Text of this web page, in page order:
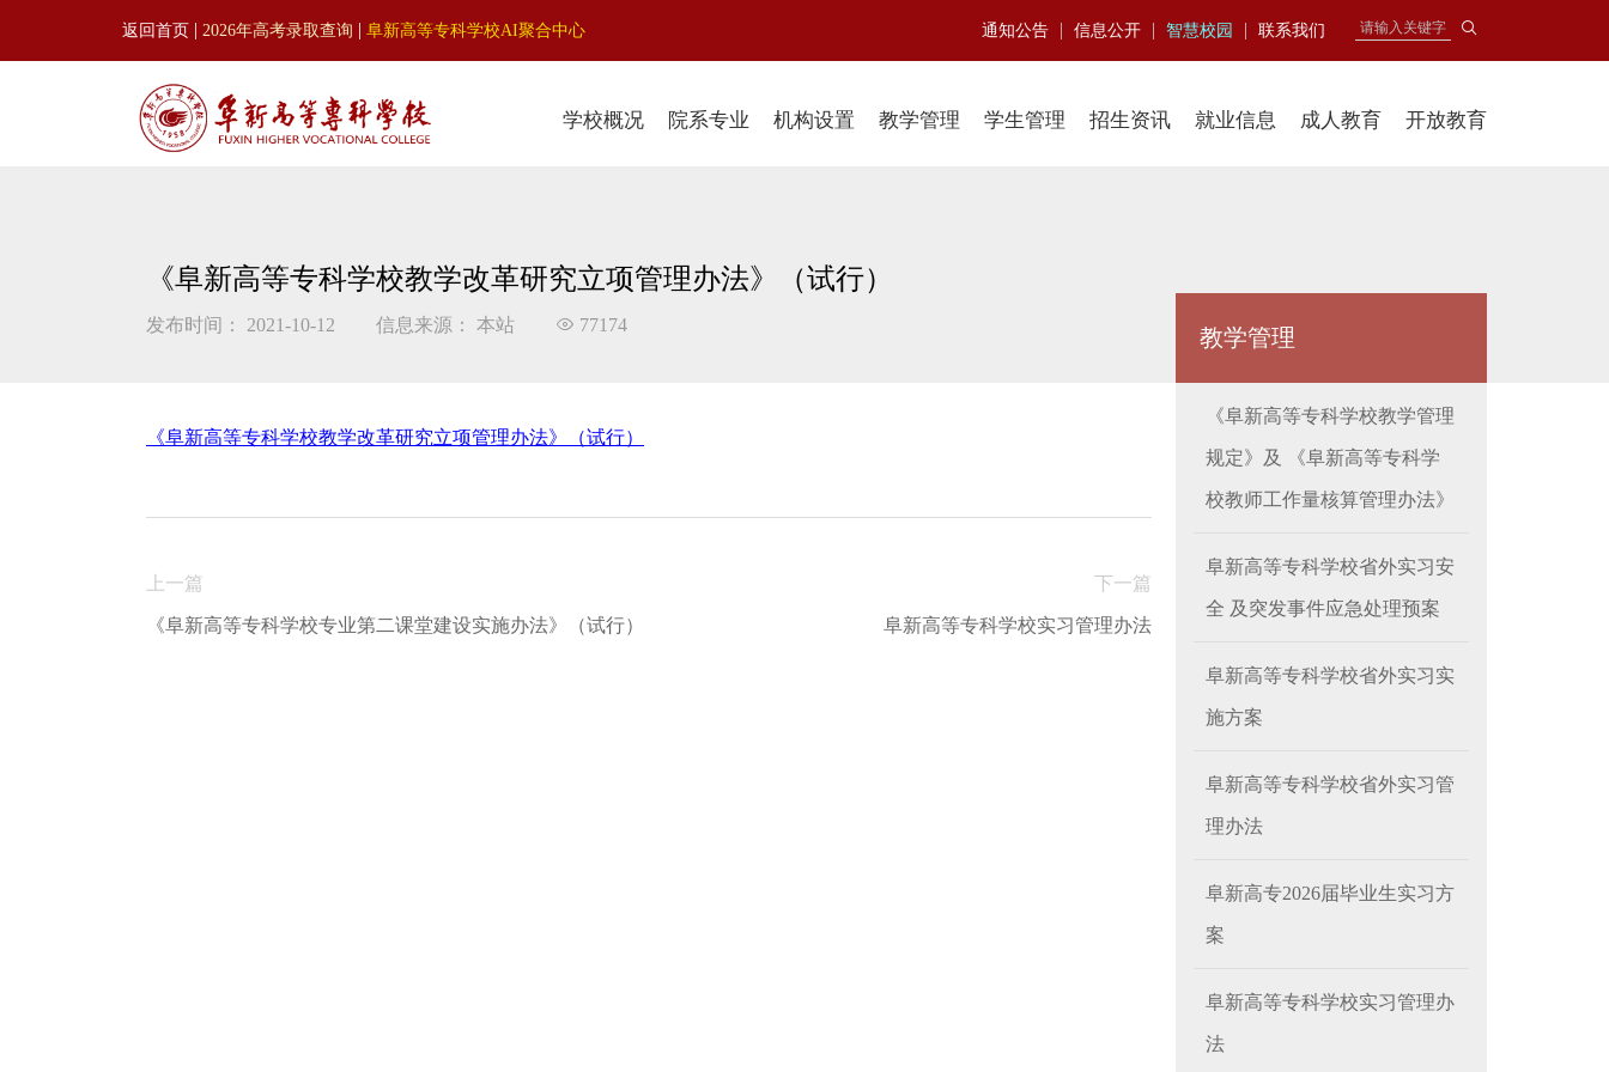
返回首页 | 2026年高考录取查询 | 阜新高等专科学校AI聚合中心 通知公告 | 信息公开 | 智慧校园 | 联系我们
学校概况 院系专业 机构设置 教学管理 学生管理 招生资讯 就业信息 成人教育 开放教育
《阜新高等专科学校教学改革研究立项管理办法》（试行）
发布时间： 2021-10-12 信息来源： 本站 77174
《阜新高等专科学校教学改革研究立项管理办法》（试行）
上一篇
《阜新高等专科学校专业第二课堂建设实施办法》（试行）
下一篇
阜新高等专科学校实习管理办法
教学管理
《阜新高等专科学校教学管理
规定》及 《阜新高等专科学
校教师工作量核算管理办法》
阜新高等专科学校省外实习安
全 及突发事件应急处理预案
阜新高等专科学校省外实习实
施方案
阜新高等专科学校省外实习管
理办法
阜新高专2026届毕业生实习方
案
阜新高等专科学校实习管理办
法